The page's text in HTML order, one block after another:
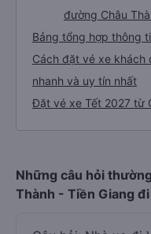
đường Châu
Bảng tổng hợp thông
Cách đặt vé xe khách
nhanh và uy tín nhất
Đặt vé xe Tết 2027 từ
Những câu hỏi
Thành - Tiền Giang